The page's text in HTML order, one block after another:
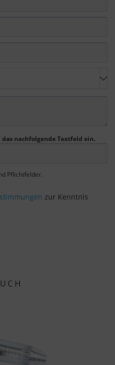
nachfolgende Textfeld ein.
Pflichtfelder.
zur Kenntnis
Übertragung nicht